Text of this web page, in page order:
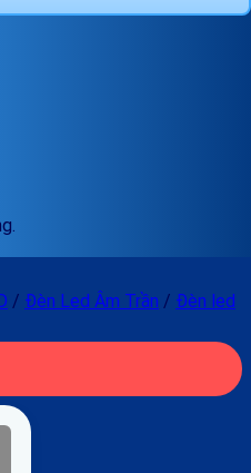
/ Đèn Led Âm Trần / Đèn led